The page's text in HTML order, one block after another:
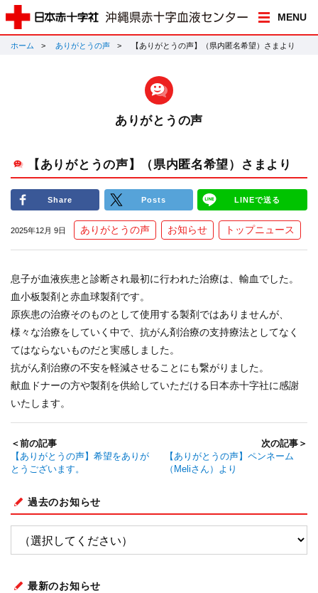
MENU
ホーム ありがとうの声 【ありがとうの声】（県内匿名希望）さまより
ありがとうの声
【ありがとうの声】（県内匿名希望）さまより
Share Posts LINEで送る
2025年12月 9日 ありがとうの声 お知らせ トップニュース
息子が血液疾患と診断され最初に行われた治療は、輸血でした。
血小板製剤と赤血球製剤です。
原疾患の治療そのものとして使用する製剤ではありませんが、
様々な治療をしていく中で、抗がん剤治療の支持療法としてなく
てはならないものだと実感しました。
抗がん剤治療の不安を軽減させることにも繋がりました。
献血ドナーの方や製剤を供給していただける日本赤十字社に感謝
いたします。
＜前の記事
【ありがとうの声】希望をありが
とうございます。
次の記事＞
【ありがとうの声】ペンネーム
（Meliさん）より
過去のお知らせ
最新のお知らせ